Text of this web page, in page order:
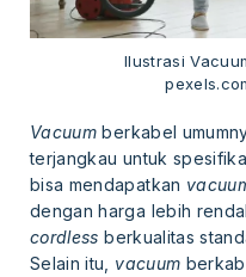
Ilustrasi
Vacuum berkabel
terjangkau untuk
bisa mendapatkan
dengan harga lebih
cordless berkualitas
Selain itu, vacuum